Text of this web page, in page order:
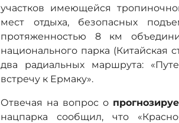
участков имеющейся
мест отдыха, безопасных
протяженностью 8 км
национального парка (Китайская
два радиальных маршрута:
встречу к Ермаку».
Отвечая на вопрос о
нацпарка сообщил, что